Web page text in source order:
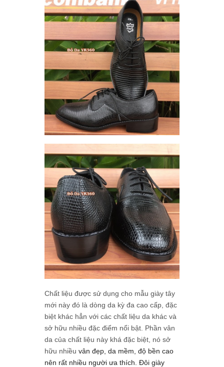
Chất liệu được sử dụng cho mẫu giày tây
mới này đó là dòng da kỳ đa cao cấp, đặc
biệt khác hẳn với các chất liệu da khác và
sở hữu nhiều đặc điểm nổi bật. Phần vân
da của chất liệu này khá đặc biệt, nó sở
hữu nhiều vân đẹp, da mềm, độ bền cao
nên rất nhiều người ưa thích. Đôi giày